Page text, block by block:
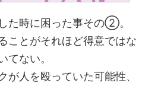
た時に困った事その②。
ことがそれほど得意ではな
てない。
が人を殴っていた可能性、